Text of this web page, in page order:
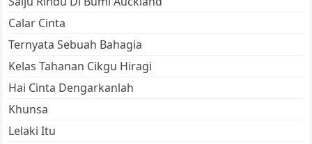
Calar Cinta
Ternyata Sebuah Bahagia
Kelas Tahanan Cikgu Hiragi
Hai Cinta Dengarkanlah
Khunsa
Lelaki Itu